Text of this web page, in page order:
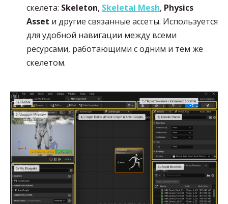
скелета: Skeleton, Skeletal Mesh, Physics
Asset и другие связанные ассеты. Используется
для удобной навигации между всеми
ресурсами, работающими с одним и тем же
скелетом.